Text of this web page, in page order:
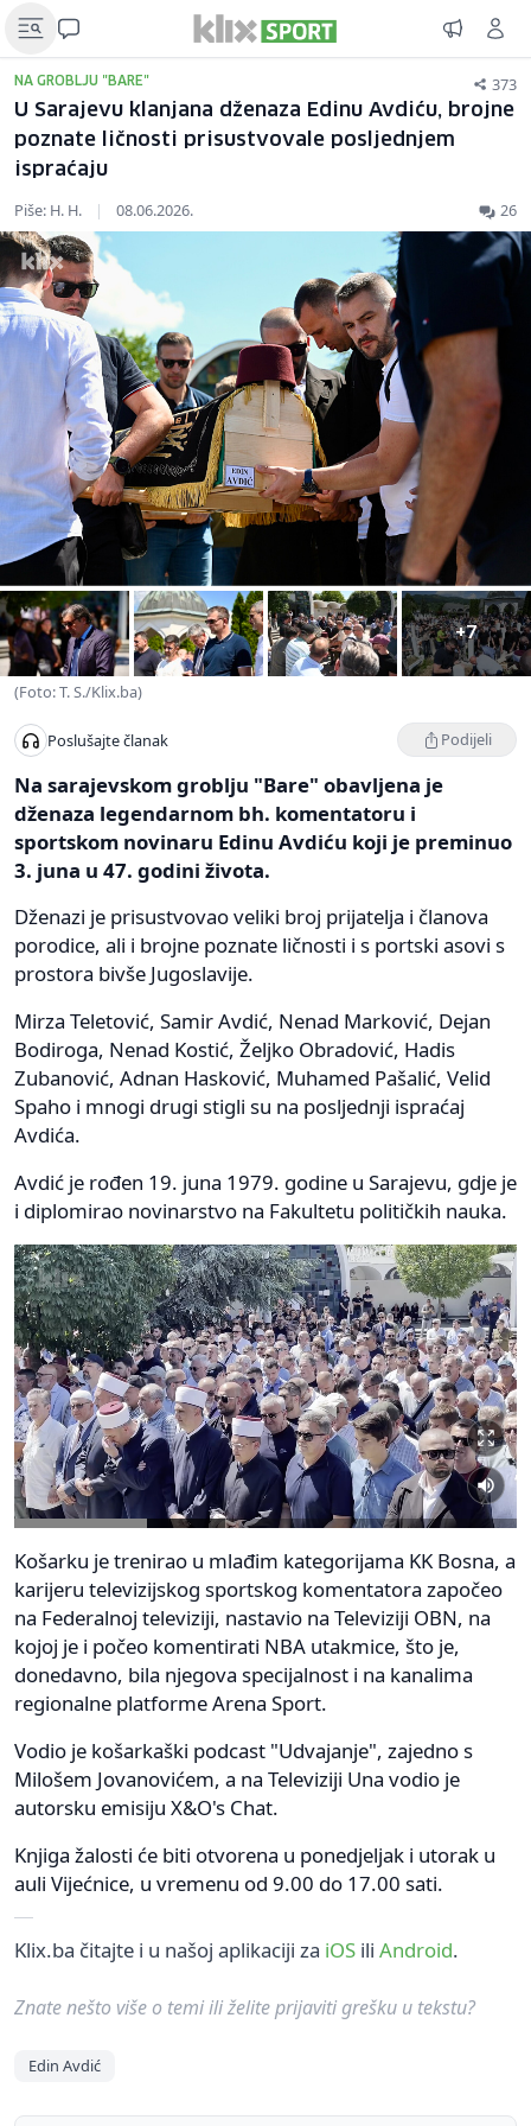
NA GROBLJU "BARE" 373
U Sarajevu klanjana dženaza Edinu Avdiću, brojne
poznate ličnosti prisustvovale posljednjem
ispraćaju
Piše: H. H. | 08.06.2026. 26
+7
(Foto: T. S./Klix.ba)
Poslušajte članak Podijeli
Na sarajevskom groblju "Bare" obavljena je
dženaza legendarnom bh. komentatoru i
sportskom novinaru Edinu Avdiću koji je preminuo
3. juna u 47. godini života.
Dženazi je prisustvovao veliki broj prijatelja i članova
porodice, ali i brojne poznate ličnosti i s portski asovi s
prostora bivše Jugoslavije.
Mirza Teletović, Samir Avdić, Nenad Marković, Dejan
Bodiroga, Nenad Kostić, Željko Obradović, Hadis
Zubanović, Adnan Hasković, Muhamed Pašalić, Velid
Spaho i mnogi drugi stigli su na posljednji ispraćaj
Avdića.
Avdić je rođen 19. juna 1979. godine u Sarajevu, gdje je
i diplomirao novinarstvo na Fakultetu političkih nauka.
Košarku je trenirao u mlađim kategorijama KK Bosna, a
karijeru televizijskog sportskog komentatora započeo
na Federalnoj televiziji, nastavio na Televiziji OBN, na
kojoj je i počeo komentirati NBA utakmice, što je,
donedavno, bila njegova specijalnost i na kanalima
regionalne platforme Arena Sport.
Vodio je košarkaški podcast "Udvajanje", zajedno s
Milošem Jovanovićem, a na Televiziji Una vodio je
autorsku emisiju X&O's Chat.
Knjiga žalosti će biti otvorena u ponedjeljak i utorak u
auli Vijećnice, u vremenu od 9.00 do 17.00 sati.
Klix.ba čitajte i u našoj aplikaciji za iOS ili Android.
Znate nešto više o temi ili želite prijaviti grešku u tekstu?
Edin Avdić